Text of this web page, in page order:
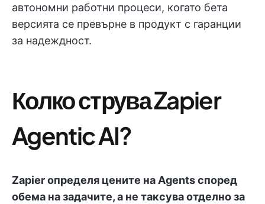
автономни работни процеси, когато бета
версията се превърне в продукт с гаранции
за надеждност.
Колко струва Zapier
Agentic AI?
Zapier определя цените на Agents според
обема на задачите, а не таксува отделно за